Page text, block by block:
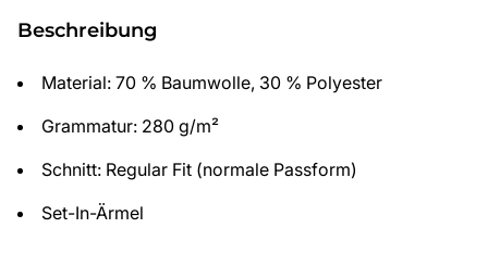
Beschreibung
Material: 70 % Baumwolle, 30 % Polyester
Grammatur: 280 g/m²
Schnitt: Regular Fit (normale Passform)
Set-In-Ärmel